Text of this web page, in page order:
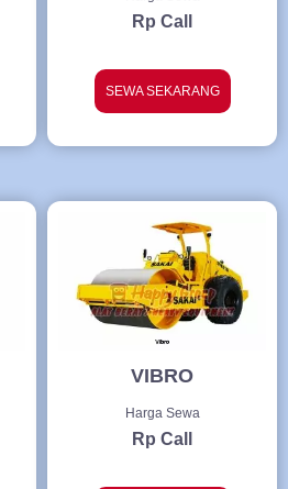
Rp Call
SEWA SEKARANG
VIBRO
Harga Sewa
Rp Call